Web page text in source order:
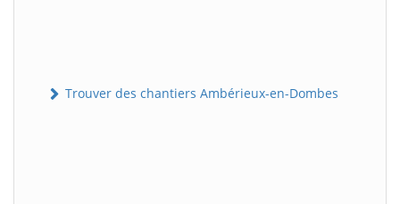
Trouver des chantiers Ambérieux-en-Dombes